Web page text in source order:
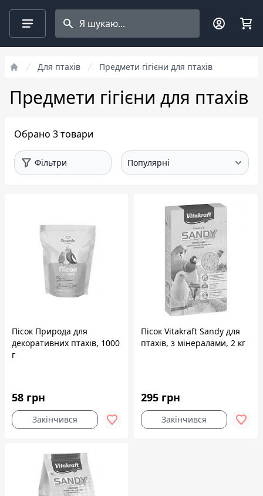
Search projects
Для птахів Предмети гігієни для птахів
Предмети гігієни для птахів
Обрано 3 товари
Фільтри
Фільтри
Пісок Природа для
декоративних птахів, 1000
г
58 грн
Закінчився
Пісок Vitakraft Sandy для
птахів, з мінералами, 2 кг
295 грн
Закінчився